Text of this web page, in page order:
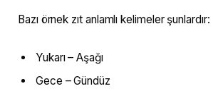
Bazı örnek zıt anlamlı kelimeler şunlardır:
Yukarı – Aşağı
Gece – Gündüz